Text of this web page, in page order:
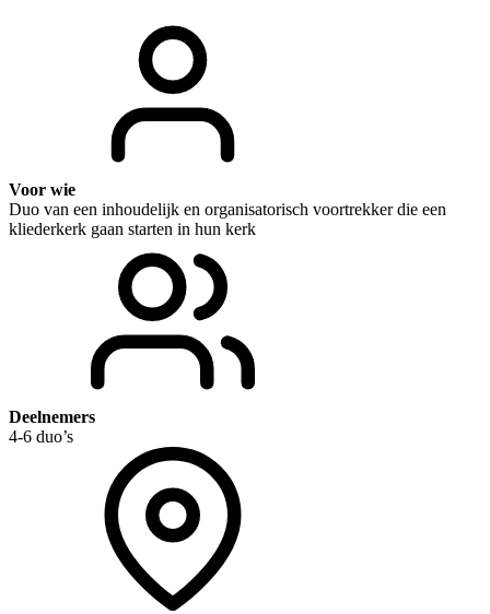
Voor wie
Duo van een inhoudelijk en organisatorisch voortrekker die een
kliederkerk gaan starten in hun kerk
Deelnemers
4-6 duo’s